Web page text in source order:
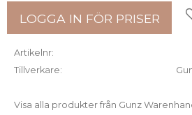
LOGGA IN FÖR PRISER
Artikelnr
Tillverkare
Visa alla produkter från Gunz